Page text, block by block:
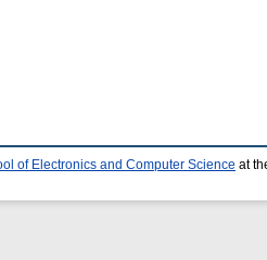
of Electronics and Computer Science at